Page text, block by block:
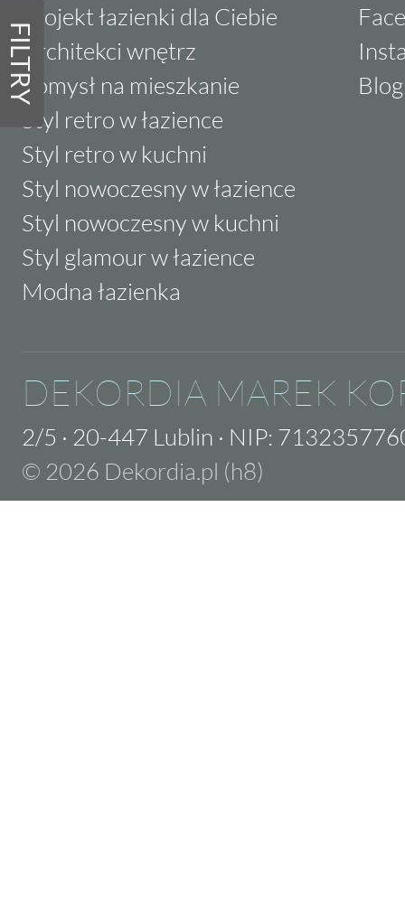
FILTRY
Projekt łazienki dla Ciebie
Architekci wnętrz
Pomysł na mieszkanie
Styl retro w łazience
Styl retro w kuchni
Styl nowoczesny w łazience
Styl nowoczesny w kuchni
Styl glamour w łazience
Modna łazienka
Blog
DEKORDIA MAREK
2/5 · 20-447 Lublin · NIP:
© 2026 Dekordia.pl (h8)